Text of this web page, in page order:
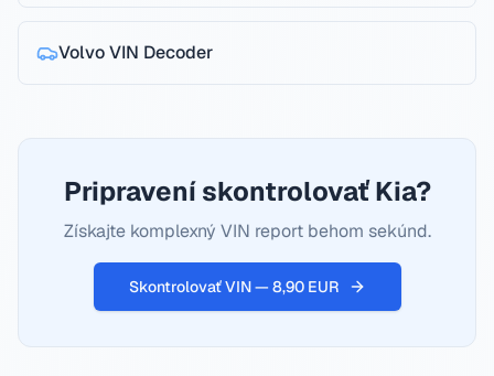
VolvoVIN Decoder
Pripravení skontrolovať Kia?
Získajte komplexný VIN report behom sekúnd.
Skontrolovať VIN — 8,90 EUR